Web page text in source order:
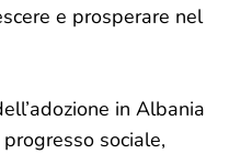
e prosperare nel
in Albania
sociale,